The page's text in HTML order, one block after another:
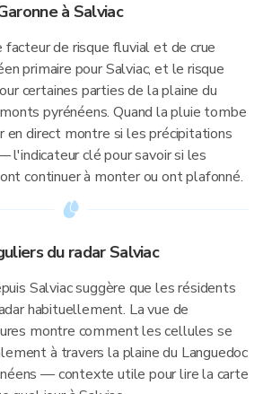
à Salviac
facteur de risque fluvial et de crue
primaire pour Salviac, et le risque
certaines parties de la plaine du
pyrénéens. Quand la pluie tombe
en direct montre si les précipitations
l'indicateur clé pour savoir si les
continuer à monter ou ont plafonné.
du radar Salviac
Salviac suggère que les résidents
habituellement. La vue de
montre comment les cellules se
à travers la plaine du Languedoc
— contexte utile pour lire la carte